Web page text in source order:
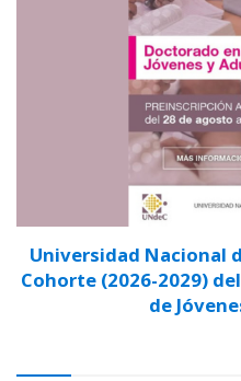
Universidad Nacional
Cohorte (2026-2029)
de